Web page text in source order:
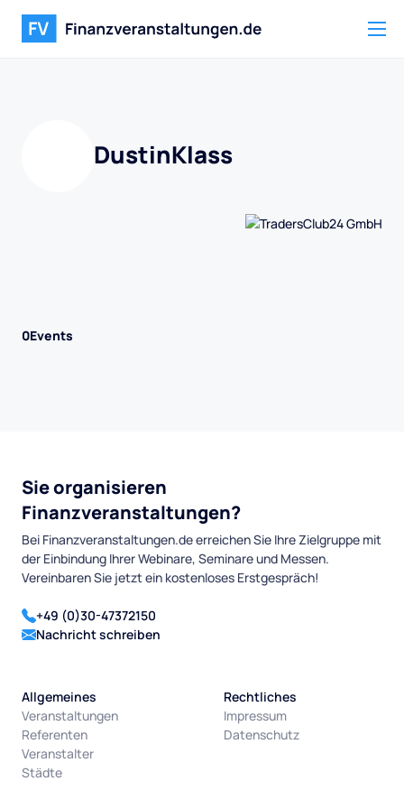
DustinKlass
0Events
Sie organisieren
Finanzveranstaltungen?
Bei Finanzveranstaltungen.de erreichen Sie Ihre Zielgruppe mit
der Einbindung Ihrer Webinare, Seminare und Messen.
Vereinbaren Sie jetzt ein kostenloses Erstgespräch!
+49 (0)30-47372150
Nachricht schreiben
Allgemeines
Veranstaltungen
Referenten
Veranstalter
Städte
Rechtliches
Impressum
Datenschutz